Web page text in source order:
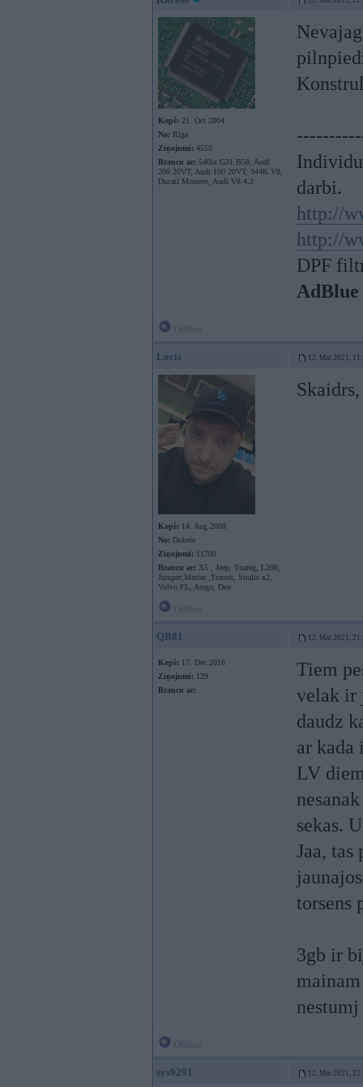
Kopš: 21. Oct 2004
No: Rīga
Ziņojumi: 4555
Braucu ar: 540ix G31 B58, Audi
200 20VT, Audi 100 20VT, 344K V8,
Ducati Monster, Audi V8 4.2
darbi.
http://
http://
DPF
Locis 12. Mar 2021,
Kopš: 14. Aug 2008
No: Dobele
Ziņojumi: 11700
Braucu ar: X5 , Jeep, Tuareg, L200,
Jumper,Master ,Transit, Stralis x2,
Volvo FL, Atego, Deu
QB81 12. Mar 2021,
Kopš: 17. Dec 2016
Ziņojumi: 129
Braucu ar:
Tiem
velak ir
daudz
ar kada
LV
sekas.
Jaa, tas
torsens
3gb ir
sys9291 12. Mar 2021,